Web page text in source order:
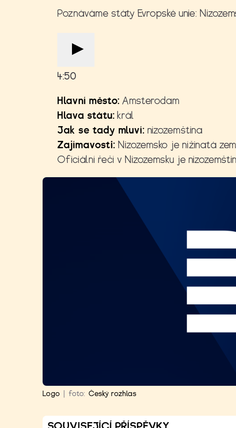
Poznáváme státy Evropské unie:
4:50
Hlavní město: Amsterodam
Hlava státu: král
Jak se tady mluví: nizozemština
Zajímavosti:Nizozemsko je nížinatá
Oficiální řečí v Nizozemsku je
Logo foto: Český rozhlas